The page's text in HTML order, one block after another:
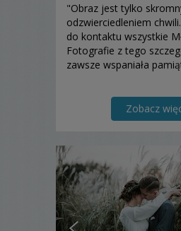
"Obraz jest tylko
odzwierciedleniem
do kontaktu wszystkie
Fotografie z tego
zawsze wspaniała
Zobacz